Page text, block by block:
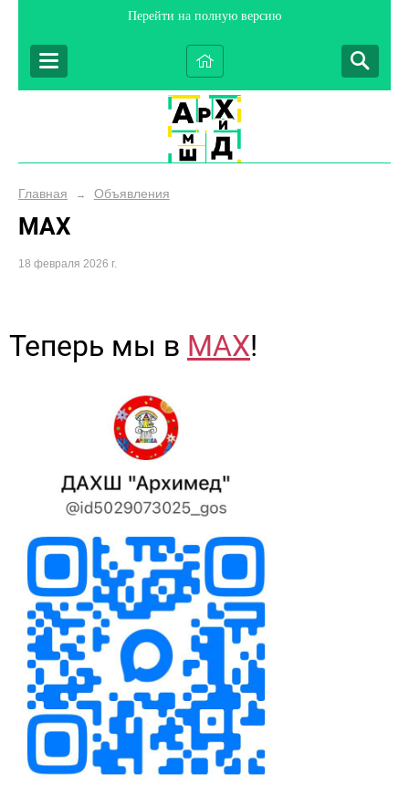
Перейти на полную версию
Главная → Объявления
MAX
18 февраля 2026 г.
Теперь мы в MAX!